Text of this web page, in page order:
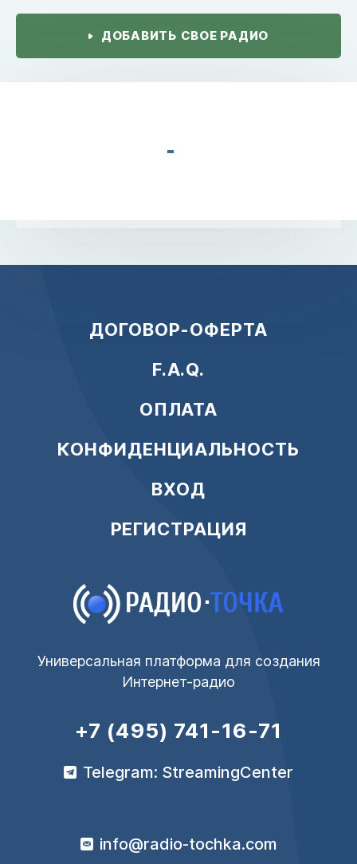
ДОБАВИТЬ СВОЕ РАДИО
ДОГОВОР-ОФЕРТА
F.A.Q.
ОПЛАТА
КОНФИДЕНЦИАЛЬНОСТЬ
ВХОД
РЕГИСТРАЦИЯ
Универсальная платформа для создания
Интернет-радио
+7 (495) 741-16-71
Telegram: StreamingCenter
info@radio-tochka.com